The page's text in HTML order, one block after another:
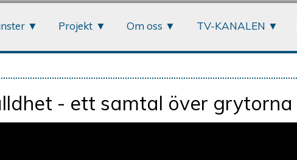
Projekt Om oss TV-KANALEN
- ett samtal över grytorna